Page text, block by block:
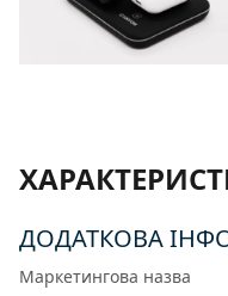
ДОДАТКОВА
Маркетингова назва